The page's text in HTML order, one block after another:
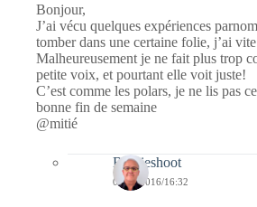
Bonjour,
J’ai vécu quelques expériences
tomber dans une certaine folie, j’ai
Malheureusement je ne fait plus trop
petite voix, et pourtant elle voit juste!
C’est comme les polars, je ne lis pas
bonne fin de semaine
@mitié
Bernieshoot
08/01/2016/16:32